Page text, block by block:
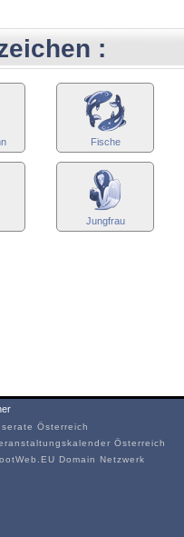
:
Fische
Jungfrau
Österreich
Österreich
Domain Netzwerk